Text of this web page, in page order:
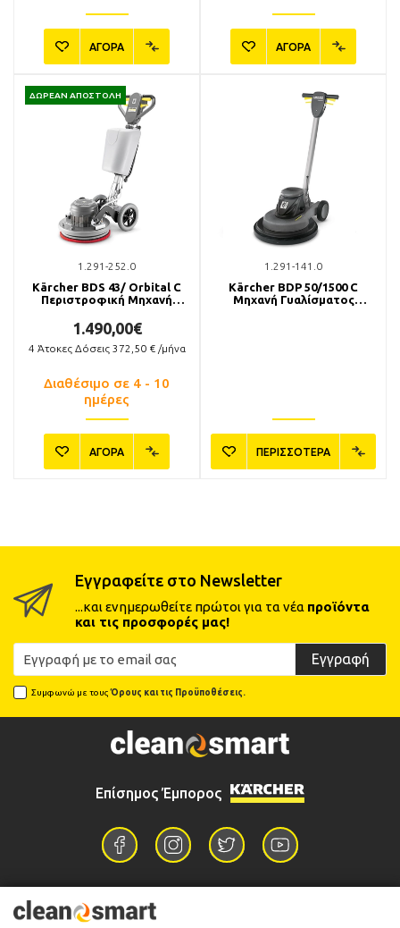
ΑΓΟΡΑ ΑΓΟΡΑ
1.291-252.0
Kärcher BDS 43/ Orbital C
Περιστροφική Μηχανή
1.490,00€
4 Άτοκες Δόσεις 372,50€ /μήνα
Διαθέσιμο σε 4 - 10
ημέρες
ΑΓΟΡΑ
ΔΩΡΕΑΝ ΑΠΟΣΤΟΛΗ
1.291-141.0
Kärcher BDP 50/1500 C
Μηχανή Γυαλίσματος
ΠΕΡΙΣΣΟΤΕΡΑ
Εγγραφείτε στο Newsletter
...και ενημερωθείτε πρώτοι για τα νέα προϊόντα
και τις προσφορές μας!
Εγγραφή
Συμφωνώ με τουςΌρους και τις Προϋποθέσεις.
Επίσημος Έμπορος
Επικοινωνία